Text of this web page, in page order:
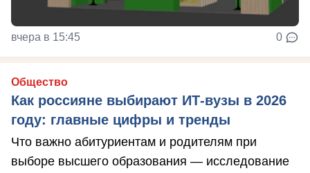
вчера в 15:45 0
Общество
Как россияне выбирают ИТ-вузы в 2026
году: главные цифры и тренды
Что важно абитуриентам и родителям при
выборе высшего образования — исследование